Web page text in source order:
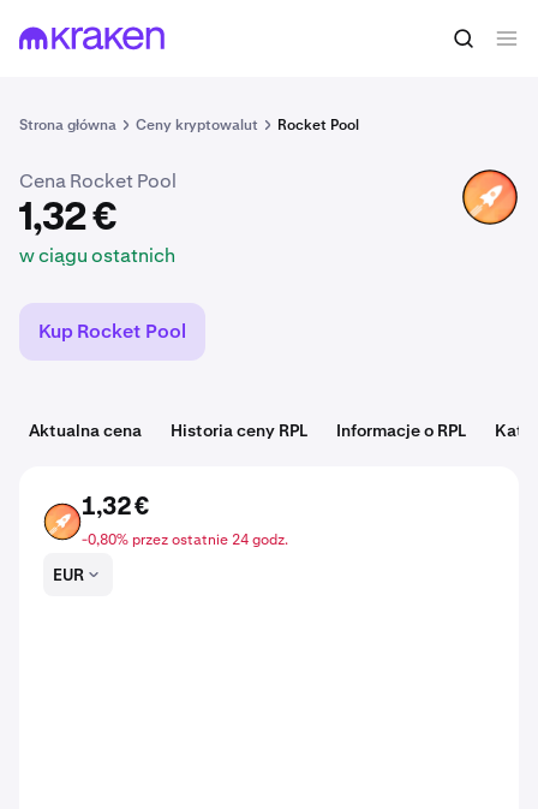
Strona główna Ceny kryptowalut Rocket Pool
1,32 € Kup RPL
Cena Rocket Pool
1,32 €
w ciągu ostatnich
RPL
Kup Rocket Pool
Aktualna cena Historia ceny RPL Informacje o RPL
RPL
1,32 €
-0,80% przez ostatnie 24 godz.
EUR